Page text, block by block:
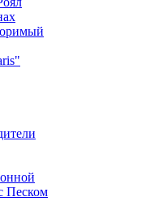
Песком